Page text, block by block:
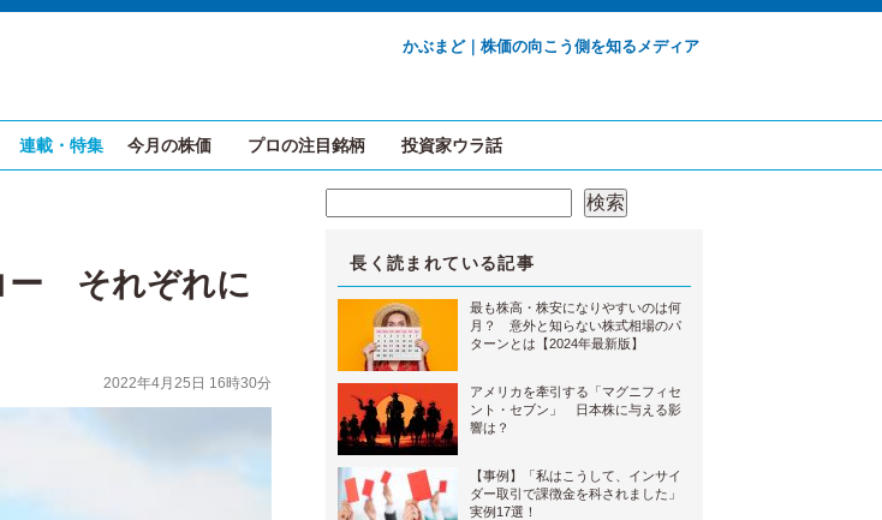
かぶまど｜株価の向こう側を知るメディア
連載・特集 今月の株価 プロの注目銘柄 投資家ウラ話
ー それぞれに
2022年4月25日 16時30分
検索
長く読まれている記事
最も株高・株安になりやすいのは何
月？ 意外と知らない株式相場のパ
ターンとは【2024年最新版】
アメリカを牽引する「マグニフィセ
ント・セブン」 日本株に与える影
響は？
【事例】「私はこうして、インサイ
ダー取引で課徴金を科されました」
実例17選！